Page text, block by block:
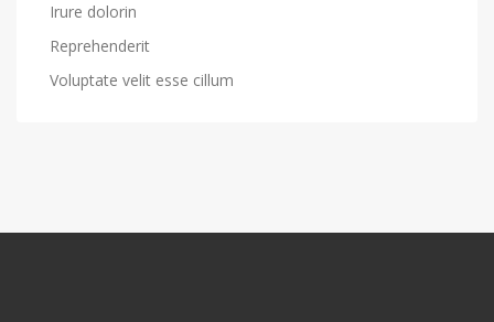
Irure dolorin
Reprehenderit
Voluptate velit esse cillum